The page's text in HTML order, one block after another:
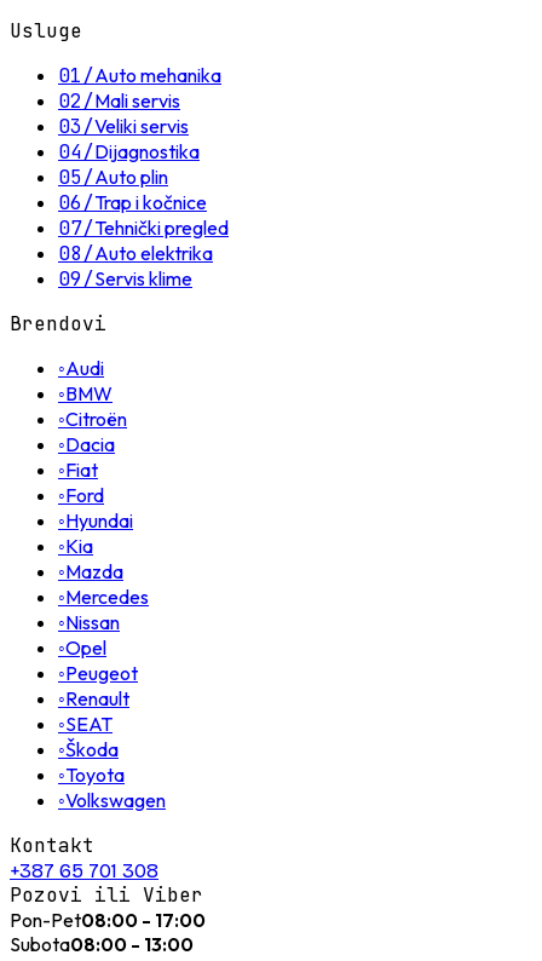
Usluge
01/Auto mehanika
02/Mali servis
03/Veliki servis
04/Dijagnostika
05/Auto plin
06/Trap i kočnice
07/Tehnički pregled
08/Auto elektrika
09/Servis klime
Brendovi
◦Audi
◦BMW
◦Citroën
◦Dacia
◦Fiat
◦Ford
◦Hyundai
◦Kia
◦Mazda
◦Mercedes
◦Nissan
◦Opel
◦Peugeot
◦Renault
◦SEAT
◦Škoda
◦Toyota
◦Volkswagen
Kontakt
+387 65 701 308
Pozovi ili Viber
Pon-Pet08:00 - 17:00
Subota08:00 - 13:00